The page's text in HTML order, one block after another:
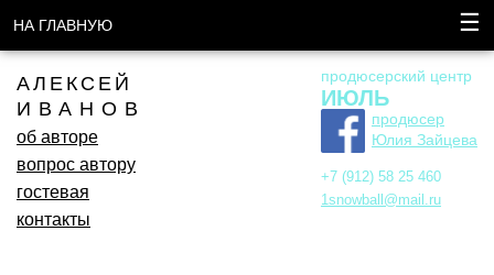
НА ГЛАВНУЮ ☰
АЛЕКСЕЙ
ИВАНОВ
об авторе
вопрос автору
гостевая
контакты
продюсерский центр
ИЮЛЬ
продюсер
Юлия Зайцева
+7 (912) 58 25 460
1snowball@mail.ru